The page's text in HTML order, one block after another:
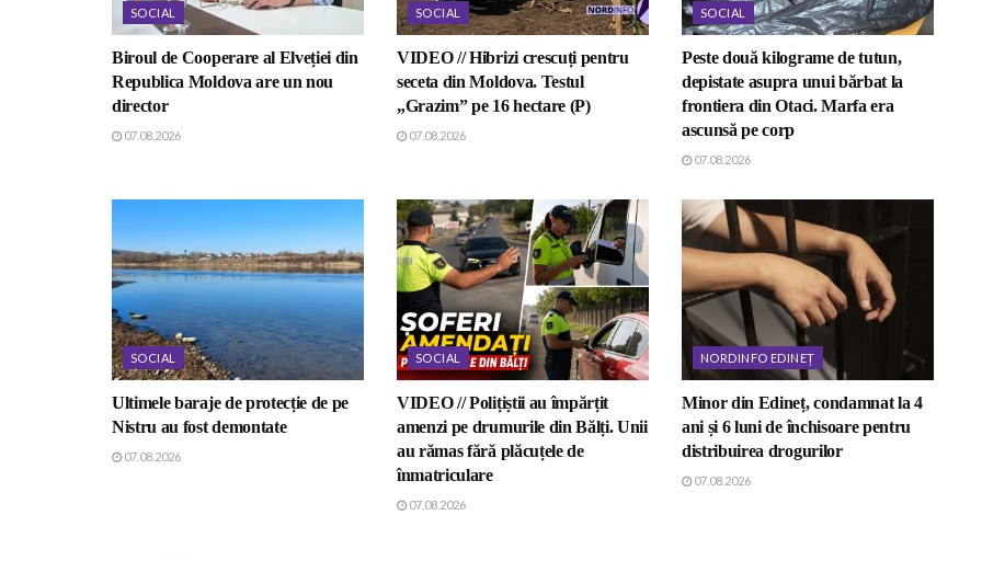
SOCIAL
Biroul de Cooperare al Elveției din
Republica Moldova are un nou
director
07.08.2026
SOCIAL
VIDEO // Hibrizi crescuți pentru
seceta din Moldova. Testul
„Grazim” pe 16 hectare (P)
07.08.2026
SOCIAL
Peste două kilograme de tutun,
depistate asupra unui bărbat la
frontiera din Otaci. Marfa era
ascunsă pe corp
07.08.2026
SOCIAL
Ultimele baraje de protecție de pe
Nistru au fost demontate
07.08.2026
SOCIAL
VIDEO // Polițiștii au împărțit
amenzi pe drumurile din Bălți. Unii
au rămas fără plăcuțele de
înmatriculare
07.08.2026
NORDINFO EDINEȚ
Minor din Edineț, condamnat la 4
ani și 6 luni de închisoare pentru
distribuirea drogurilor
07.08.2026